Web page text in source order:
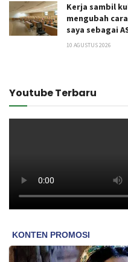
Kerja sambil
mengubah
saya sebagai
10 AGUSTUS 2026
Youtube Terbaru